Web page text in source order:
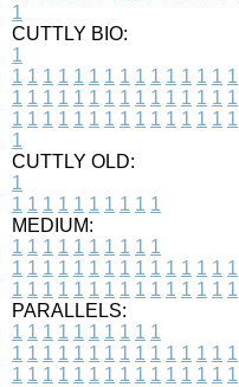
1
CUTTLY BIO:
1
1 1 1 1 1 1 1 1 1 1 1 1 1 1 1
1 1 1 1 1 1 1 1 1 1 1 1 1 1 1
1 1 1 1 1 1 1 1 1 1 1 1 1 1 1
1
CUTTLY OLD:
1
1 1 1 1 1 1 1 1 1 1
MEDIUM:
1 1 1 1 1 1 1 1 1 1
1 1 1 1 1 1 1 1 1 1 1 1 1 1 1
1 1 1 1 1 1 1 1 1 1 1 1 1 1 1
PARALLELS:
1 1 1 1 1 1 1 1 1 1
1 1 1 1 1 1 1 1 1 1 1 1 1 1 1
1 1 1 1 1 1 1 1 1 1 1 1 1 1 1